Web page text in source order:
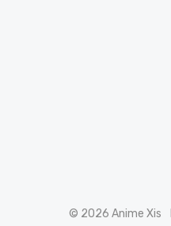
© 2026 Anime Xis